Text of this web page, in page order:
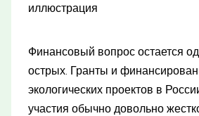
Финансовый вопрос остается
острых. Гранты и
экологических проектов в
участия обычно довольно